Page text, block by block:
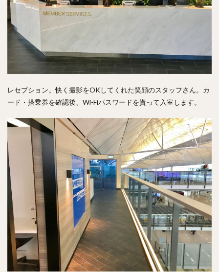
レセプション。快く撮影をOKしてくれた笑顔のスタッフさん。カ
ード・搭乗券を確認後、Wi-Fiパスワードを貰って入室します。